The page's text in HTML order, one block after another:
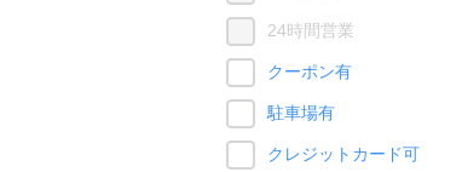
24時間営業
クーポン有
駐車場有
クレジットカード可